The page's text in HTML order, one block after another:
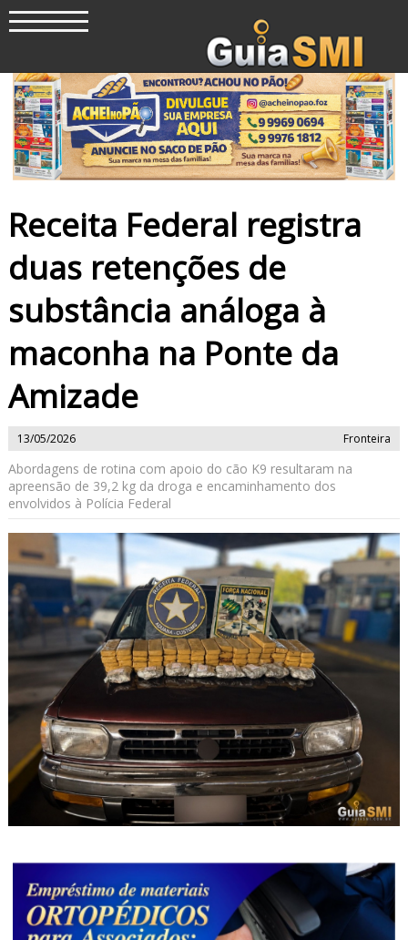
Receita Federal registra
duas retenções de
substância análoga à
maconha na Ponte da
Amizade
13/05/2026 Fronteira
Abordagens de rotina com apoio do cão K9 resultaram na
apreensão de 39,2 kg da droga e encaminhamento dos
envolvidos à Polícia Federal